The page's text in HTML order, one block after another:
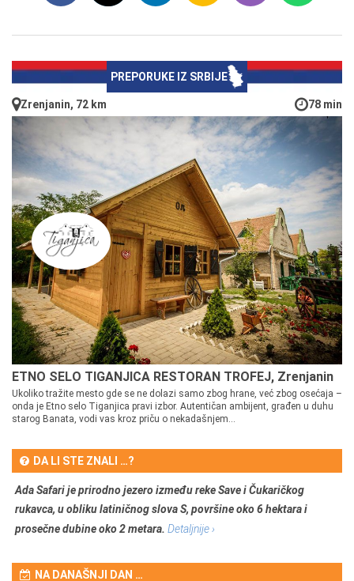
PREPORUKE IZ SRBIJE
Zrenjanin, 72 km 78 min
ETNO SELO TIGANJICA RESTORAN TROFEJ, Zrenjanin
Ukoliko tražite mesto gde se ne dolazi samo zbog hrane, već zbog osećaja –
onda je Etno selo Tiganjica pravi izbor. Autentičan ambijent, građen u duhu
starog Banata, vodi vas kroz priču o nekadašnjem...
DA LI STE ZNALI …?
Ada Safari je prirodno jezero između reke Save i Čukaričkog
rukavca, u obliku latiničnog slova S, površine oko 6 hektara i
prosečne dubine oko 2 metara. Detaljnije ›
NA DANAŠNJI DAN …